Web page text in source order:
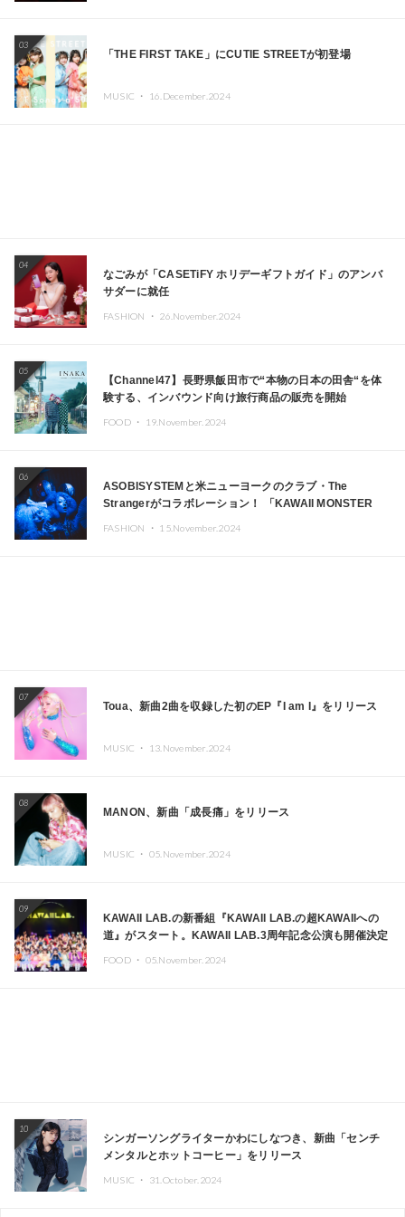
03
「THE FIRST TAKE」にCUTIE STREETが初登場
MUSIC ・ 16.December.2024
04
なごみが「CASETiFY ホリデーギフトガイド」のアンバ
サダーに就任
FASHION ・ 26.November.2024
05
【Channel47】長野県飯田市で“本物の日本の田舎“を体
験する、インバウンド向け旅行商品の販売を開始
FOOD ・ 19.November.2024
06
ASOBISYSTEMと米ニューヨークのクラブ・The
Strangerがコラボレーション！ 「KAWAII MONSTER
FASHION ・ 15.November.2024
07
Toua、新曲2曲を収録した初のEP『I am I』をリリース
MUSIC ・ 13.November.2024
08
MANON、新曲「成長痛」をリリース
MUSIC ・ 05.November.2024
09
KAWAII LAB.の新番組『KAWAII LAB.の超KAWAIIへの
道』がスタート。KAWAII LAB.3周年記念公演も開催決定
FOOD ・ 05.November.2024
10
シンガーソングライターかわにしなつき、新曲「センチ
メンタルとホットコーヒー」をリリース
MUSIC ・ 31.October.2024